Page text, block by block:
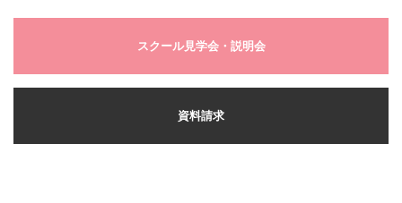
スクール見学会・説明会
資料請求